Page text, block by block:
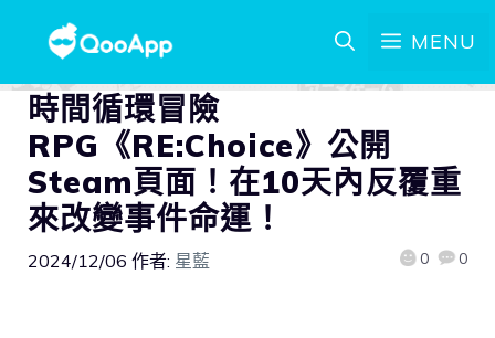
MENU
時間循環冒險
RPG《RE:Choice》公開
Steam頁面！在10天內反覆重
來改變事件命運！
2024/12/06 作者: 星藍 0 0